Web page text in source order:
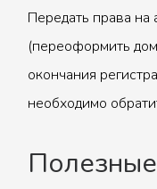
Передать права
(переоформить
окончания
необходимо